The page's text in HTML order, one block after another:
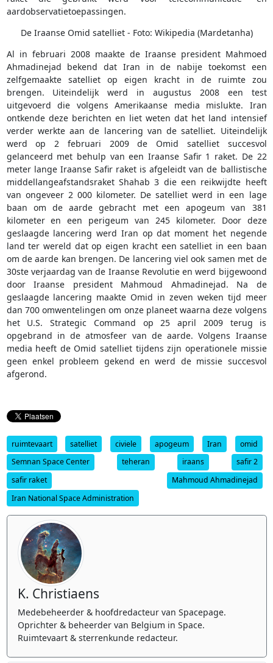
aardobservatietoepassingen.
De Iraanse Omid satelliet - Foto: Wikipedia (Mardetanha)
Al in februari 2008 maakte de Iraanse president Mahmoed
Ahmadinejad bekend dat Iran in de nabije toekomst een
zelfgemaakte satelliet op eigen kracht in de ruimte zou
brengen. Uiteindelijk werd in augustus 2008 een test
uitgevoerd die volgens Amerikaanse media mislukte. Iran
ontkende deze berichten en liet weten dat het land intensief
verder werkte aan de lancering van de satelliet. Uiteindelijk
werd op 2 februari 2009 de Omid satelliet succesvol
gelanceerd met behulp van een Iraanse Safir 1 raket. De 22
meter lange Iraanse Safir raket is afgeleidt van de ballistische
middellangeafstandsraket Shahab 3 die een reikwijdte heeft
van ongeveer 2 000 kilometer. De satelliet werd in een lage
baan om de aarde gebracht met een apogeum van 381
kilometer en een perigeum van 245 kilometer. Door deze
geslaagde lancering werd Iran op dat moment het negende
land ter wereld dat op eigen kracht een satelliet in een baan
om de aarde kan brengen. De lancering viel ook samen met de
30ste verjaardag van de Iraanse Revolutie en werd bijgewoond
door Iraanse president Mahmoud Ahmadinejad. Na de
geslaagde lancering maakte Omid in zeven weken tijd meer
dan 700 omwentelingen om onze planeet waarna deze volgens
het U.S. Strategic Command op 25 april 2009 terug is
opgebrand in de atmosfeer van de aarde. Volgens Iraanse
media heeft de Omid satelliet tijdens zijn operationele missie
geen enkel probleem gekend en werd de missie succesvol
afgerond.
ruimtevaart satelliet civiele apogeum Iran
omid
Semnan Space Center
teheran iraans
safir 2
safir raket
Mahmoud Ahmadinejad
Iran National Space Administration
K. Christiaens
Medebeheerder & hoofdredacteur van Spacepage.
Oprichter & beheerder van Belgium in Space.
Ruimtevaart & sterrenkunde redacteur.